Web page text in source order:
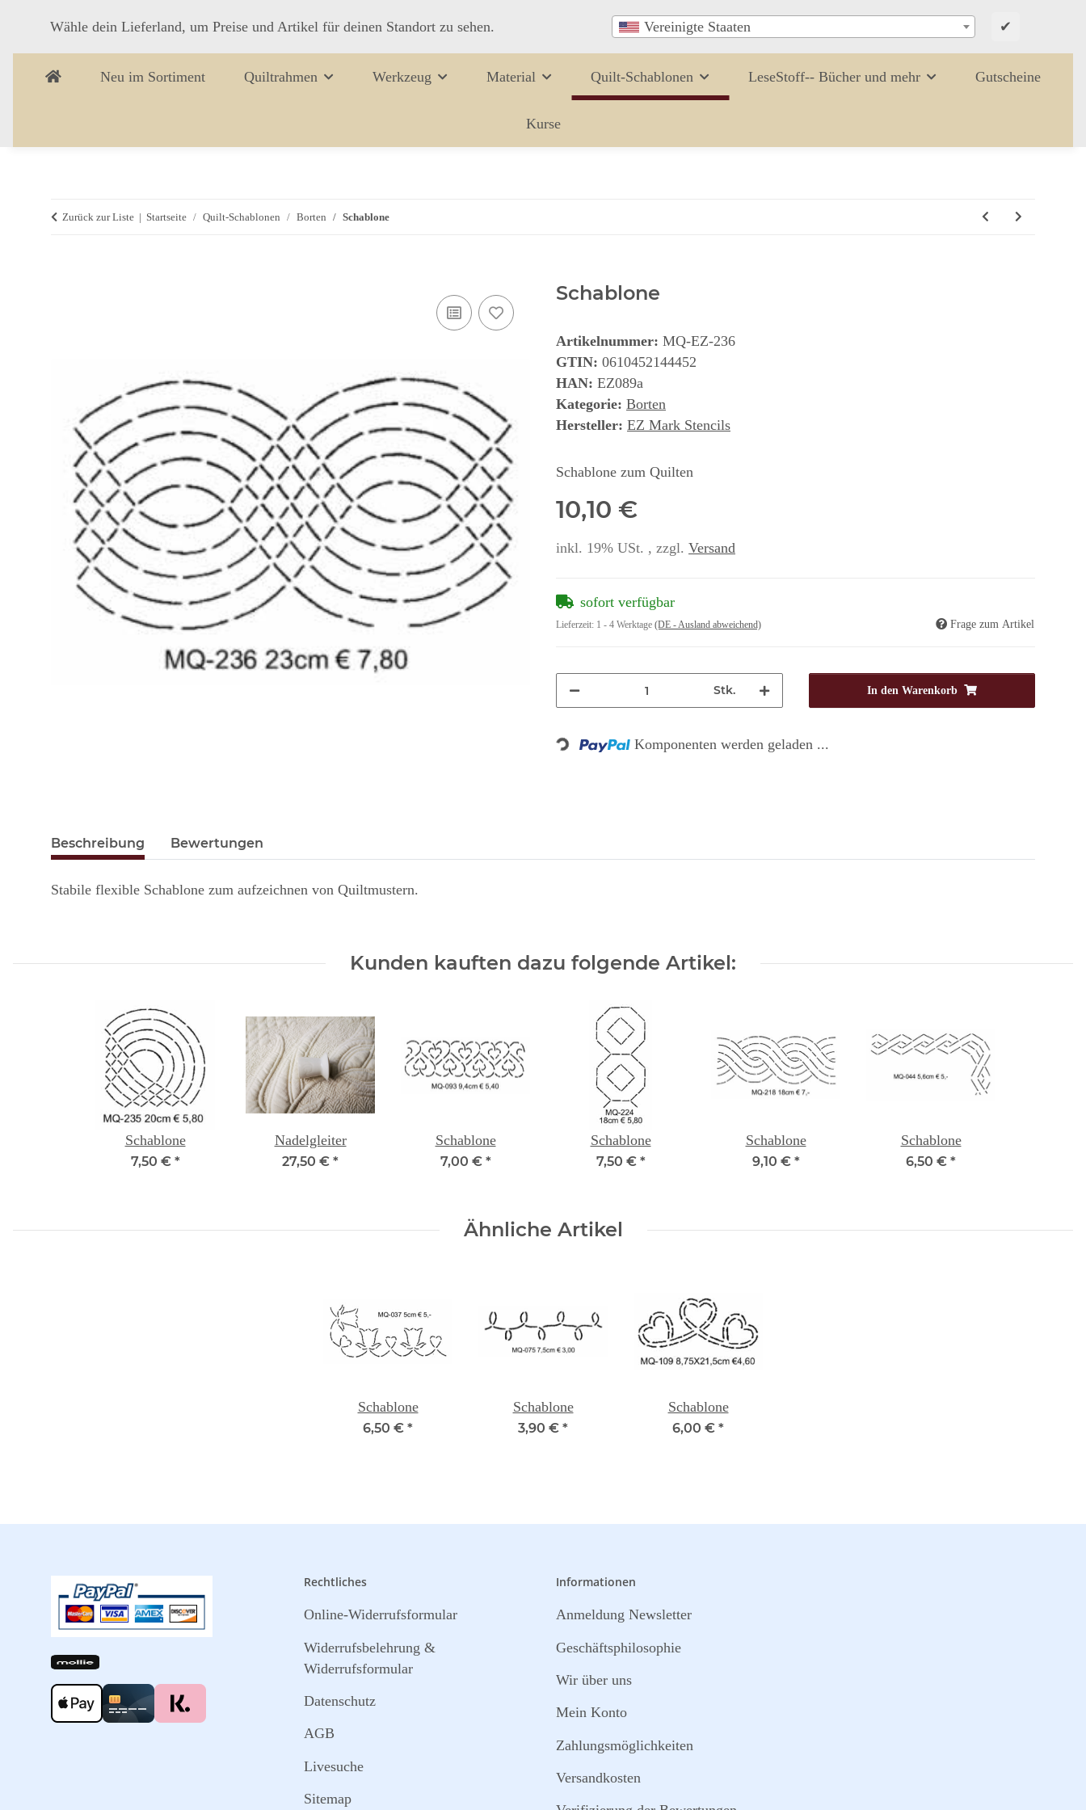
Wähle dein Lieferland, um Preise und Artikel für deinen Standort zu sehen. Vereinigte Staaten ✔
Neu im Sortiment Quiltrahmen Werkzeug Material Quilt-Schablonen LeseStoff-- Bücher und mehr Gutscheine
Kurse
Zurück zur Liste Startseite Quilt-Schablonen Borten Schablone
Schablone
Artikelnummer: MQ-EZ-236
GTIN: 0610452144452
HAN: EZ089a
Kategorie: Borten
Hersteller: EZ Mark Stencils
Schablone zum Quilten
10,10 €
inkl. 19% USt. , zzgl. Versand
sofort verfügbar
Lieferzeit: 1 - 4 Werktage (DE - Ausland abweichend) Frage zum Artikel
Stk. In den Warenkorb
Loading... Komponenten werden geladen ...
Beschreibung Bewertungen
Stabile flexible Schablone zum aufzeichnen von Quiltmustern.
Kunden kauften dazu folgende Artikel:
Schablone
7,50 € *
Nadelgleiter
27,50 € *
Schablone
7,00 € *
Schablone
7,50 € *
Schablone
9,10 € *
Schablone
6,50 € *
Ähnliche Artikel
Schablone
6,50 € *
Schablone
3,90 € *
Schablone
6,00 € *
Rechtliches
Online-Widerrufsformular
Widerrufsbelehrung &
Widerrufsformular
Datenschutz
AGB
Livesuche
Sitemap
Informationen
Anmeldung Newsletter
Geschäftsphilosophie
Wir über uns
Mein Konto
Zahlungsmöglichkeiten
Versandkosten